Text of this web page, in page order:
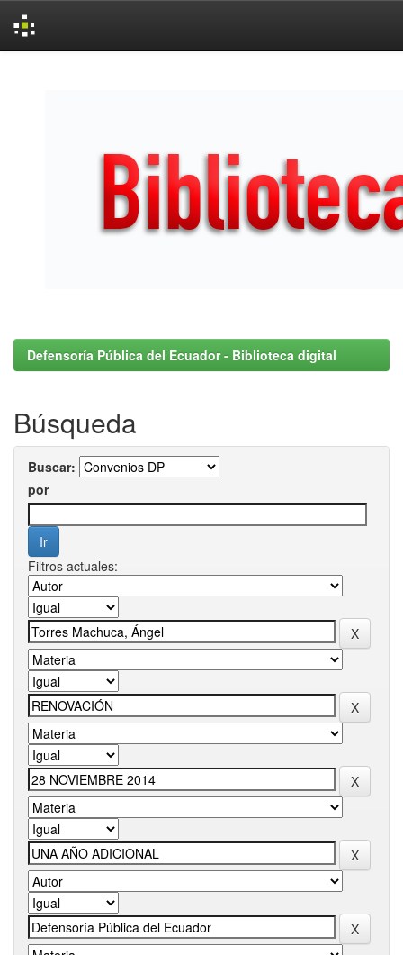
Defensoría Pública del Ecuador - Biblioteca digital
Búsqueda
Buscar:
por
Filtros actuales: